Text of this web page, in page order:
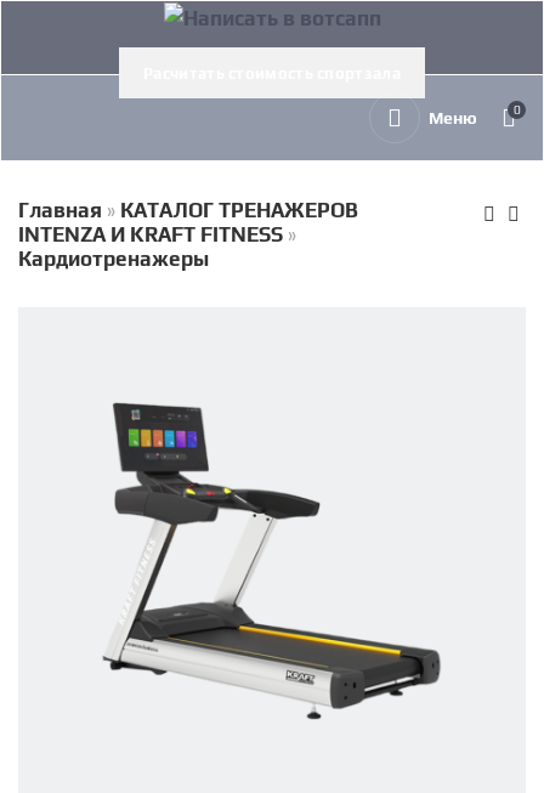
Меню 0
Главная » КАТАЛОГ ТРЕНАЖЕРОВ
INTENZA И KRAFT FITNESS »
Кардиотренажеры